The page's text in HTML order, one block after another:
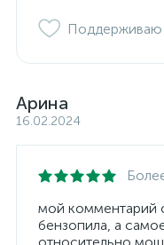
Поддерживаю
Арина
16.02.2024
мой комментарий
бензопила, а